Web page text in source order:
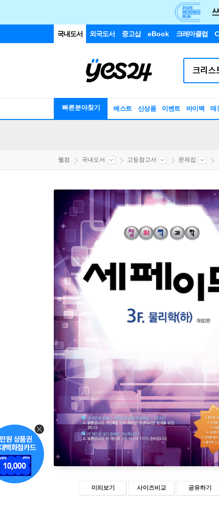
국내도서 외국도서 중고샵 eBook 크레마클럽
빠른분야찾기 베스트 신상품 이벤트 바이백 매
웰컴 국내도서 고등참고서 문제집
미리보기 사이즈비교 공유하기